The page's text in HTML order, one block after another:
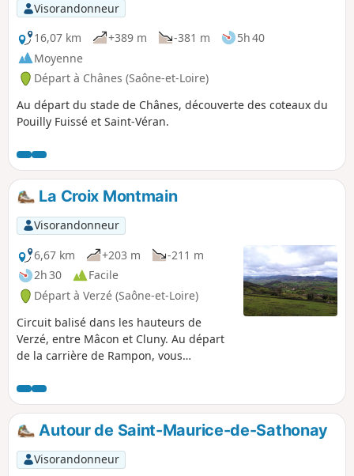
Visorandonneur
16,07 km
+389 m -381 m
5h 40
Moyenne
Départ à Chânes (Saône-et-Loire)
Au départ du stade de Chânes, découverte des coteaux du
Pouilly Fuissé et Saint-Véran.
La Croix Montmain
Visorandonneur
6,67 km
+203 m
-211 m
2h 30
Facile
Départ à Verzé (Saône-et-Loire)
Circuit balisé dans les hauteurs de
Verzé, entre Mâcon et Cluny. Au départ
de la carrière de Rampon, vous
remonter ensuite sur la Croix Montmain.
Vous suivrez le Chemin des Chevaliers
(GR®) avec une vue magnifique sur le
Val Lamartinien et le château de Berzé-
le-Chatel. Au retour, vous traverserez le
hameau des Tardys. La boucle se
Autour de Saint-Maurice-de-Sathonay
Visorandonneur